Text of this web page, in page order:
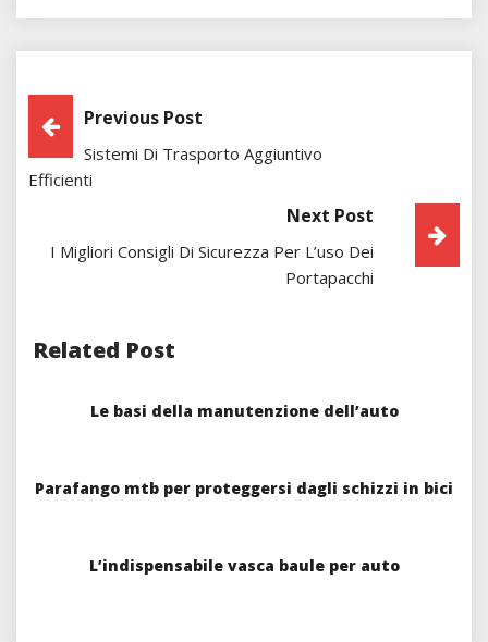
Post
Navigation
Previous Post
Sistemi Di Trasporto Aggiuntivo
Efficienti
Next Post
I Migliori Consigli Di Sicurezza Per L’uso Dei
Portapacchi
Related Post
Le basi della manutenzione dell’auto
Parafango mtb per proteggersi dagli schizzi in bici
L’indispensabile vasca baule per auto